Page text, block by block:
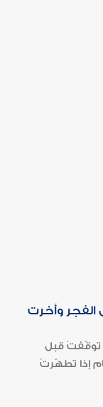
وأخرت
توقّفتْ قبل
إذا تطهّرتُ